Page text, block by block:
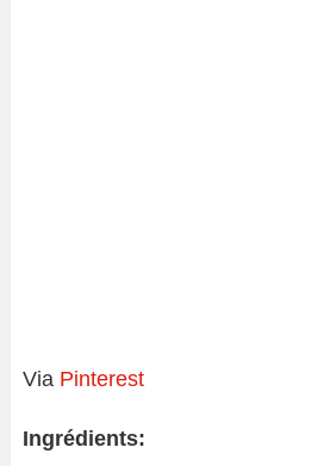
Via Pinterest
Ingrédients: